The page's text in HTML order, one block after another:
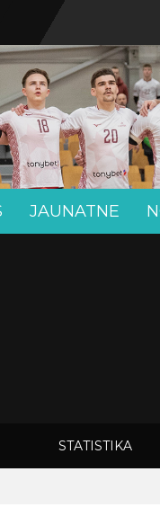
JAUNATNE
STATISTIKA